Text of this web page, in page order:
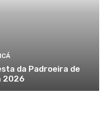
da Padroeira de
2026